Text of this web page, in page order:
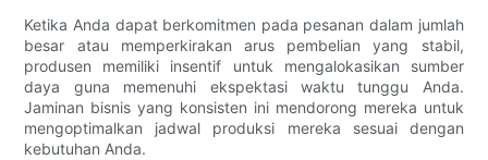
Ketika Anda dapat berkomitmen pada pesanan dalam jumlah
besar atau memperkirakan arus pembelian yang stabil,
produsen memiliki insentif untuk mengalokasikan sumber
daya guna memenuhi ekspektasi waktu tunggu Anda.
Jaminan bisnis yang konsisten ini mendorong mereka untuk
mengoptimalkan jadwal produksi mereka sesuai dengan
kebutuhan Anda.